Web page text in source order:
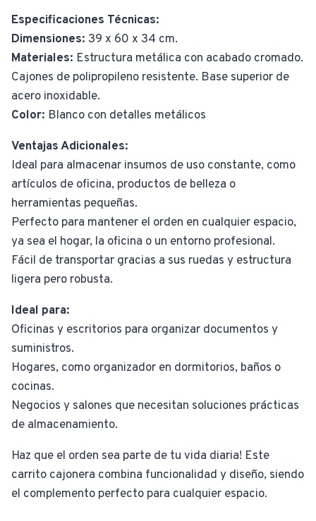
Especificaciones Técnicas:
Dimensiones: 39 x 60 x 34 cm.
Materiales: Estructura metálica con acabado cromado.
Cajones de polipropileno resistente. Base superior de
acero inoxidable.
Color: Blanco con detalles metálicos
Ventajas Adicionales:
Ideal para almacenar insumos de uso constante, como
artículos de oficina, productos de belleza o
herramientas pequeñas.
Perfecto para mantener el orden en cualquier espacio,
ya sea el hogar, la oficina o un entorno profesional.
Fácil de transportar gracias a sus ruedas y estructura
ligera pero robusta.
Ideal para:
Oficinas y escritorios para organizar documentos y
suministros.
Hogares, como organizador en dormitorios, baños o
cocinas.
Negocios y salones que necesitan soluciones prácticas
de almacenamiento.
Haz que el orden sea parte de tu vida diaria! Este
carrito cajonera combina funcionalidad y diseño, siendo
el complemento perfecto para cualquier espacio.